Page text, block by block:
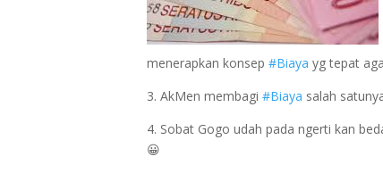
menerapkan konsep#Biaya yg tepat
3. AkMen membagi#Biaya salah
4. Sobat Gogo udah pada ngerti kan
😀